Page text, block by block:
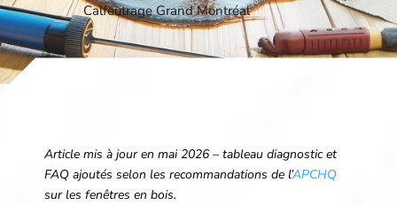
Calfeutrage Grand Montréal
Article mis à jour en mai 2026 – tableau diagnostic et
FAQ ajoutés selon les recommandations de l’APCHQ
sur les fenêtres en bois.